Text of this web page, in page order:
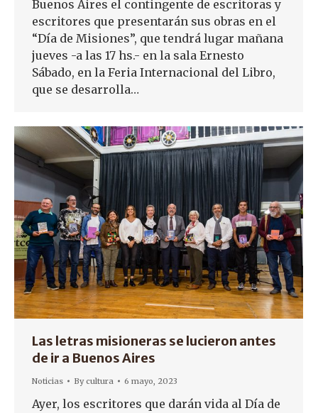
Buenos Aires el contingente de escritoras y
escritores que presentarán sus obras en el
“Día de Misiones”, que tendrá lugar mañana
jueves -a las 17 hs.- en la sala Ernesto
Sábado, en la Feria Internacional del Libro,
que se desarrolla…
Las letras misioneras se lucieron antes
de ir a Buenos Aires
Noticias Bycultura 6 mayo, 2023
Ayer, los escritores que darán vida al Día de